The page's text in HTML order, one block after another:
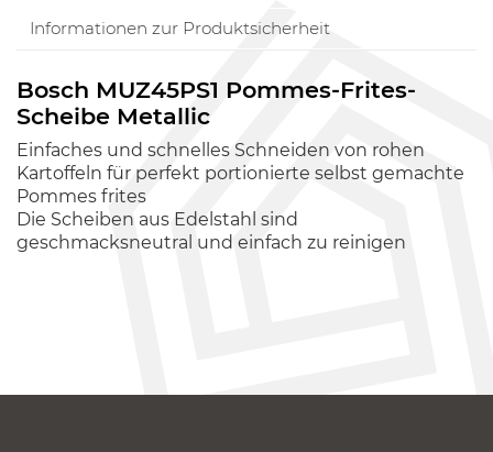
Informationen zur Produktsicherheit
Bosch MUZ45PS1 Pommes-Frites-
Scheibe Metallic
Einfaches und schnelles Schneiden von rohen
Kartoffeln für perfekt portionierte selbst gemachte
Pommes frites
Die Scheiben aus Edelstahl sind
geschmacksneutral und einfach zu reinigen